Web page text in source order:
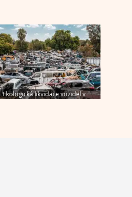
Ekologická likvidace vozidel v